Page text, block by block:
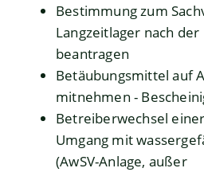
Bestimmung zum
Langzeitlager nach
beantragen
Betäubungsmittel auf
mitnehmen -
Betreiberwechsel
Umgang mit
(AwSV-Anlage, außer